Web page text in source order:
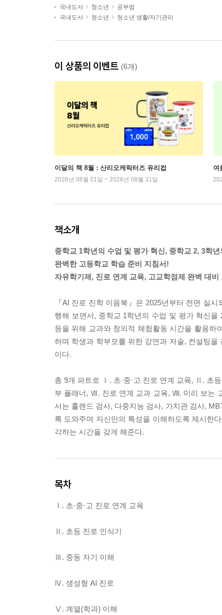
국내도서 청소년
공부법
국내도서
청소년 청소년 생활/자기관리
이 상품의 이벤트 (6개)
이달의 책 8월 : 산리오캐릭터즈 유리컵
2026년 08월 01일 ~ 2026년 08월 31일
여
책소개
중학교 1학년의 수업 및 평가 혁신, 중학교 2, 3학
완벽한 고등학교 학습 준비 지침서!
자유학기제, 진로 연계 교육, 고교학점제 완벽 대비
『AI 진로 진학 이음북』은 2025년부터 전면 실
행해 보면서, 중학교 1학년의 수업 및 평가 혁신
등을 위해 교과와 창의적 체험활동 시간을 활용하
하며 학생과 학부모를 위한 강연과 저술, 컨설팅
이다.
총 9개 파트로 Ⅰ. 초·중·고 진로 연계 교육, Ⅱ.
부 플래너, Ⅶ. 진로 연계 교과 교육, Ⅷ. 미리 보는
서는 홀랜드 검사, 다중지능 검사, 가치관 검사,
록 도와주며 자신만의 특성을 이해하도록 제시한
각하는 시간을 갖게 해준다.
목차
Ⅰ. 초·중·고 진로 연계 교육
Ⅱ. 초등 진로 인식기
Ⅲ. 중등 자기 이해
Ⅳ. 생성형 AI 진로
Ⅴ. 계열(학과) 이해